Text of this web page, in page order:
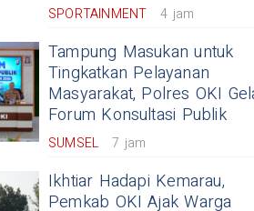
SPORTAINMENT 4 jam
Tampung Masukan untuk
Tingkatkan Pelayanan
Masyarakat, Polres OKI
Forum Konsultasi Publik
SUMSEL 7 jam
Ikhtiar Hadapi Kemarau,
Pemkab OKI Ajak Warga